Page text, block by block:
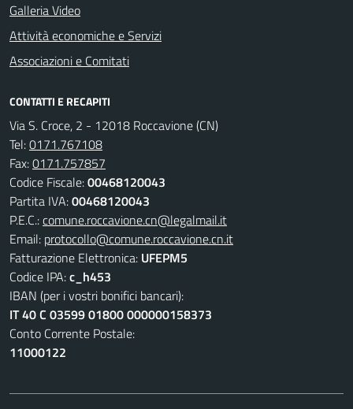
Galleria Video
Attività economiche e Servizi
Associazioni e Comitati
CONTATTI E RECAPITI
Via S. Croce, 2 - 12018 Roccavione (CN)
Tel:0171.767108
Fax:0171.757857
Codice Fiscale:00468120043
Partita IVA:00468120043
P.E.C.:comune.roccavione.cn@legalmail.it
Email: protocollo@comune.roccavione.cn.it
Fatturazione Elettronica: UFEPM5
Codice IPA:c_h453
IBAN (per i vostri bonifici bancari):
IT 40 C 03599 01800 000000158373
Conto Corrente Postale:
11000122